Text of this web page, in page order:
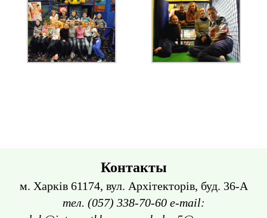
Контакты
м. Харків 61174, вул. Архітекторів, буд. 36-А
тел. (057) 338-70-60 e-mail: